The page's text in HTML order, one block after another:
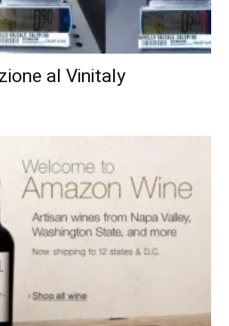
al Vinitaly